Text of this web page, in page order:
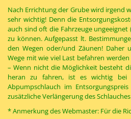
Nach Errichtung der Grube wird irgend
sehr wichtig! Denn die
auch sind oft die Fahrzeuge
zu können. Aufgepasst lt.
den Wegen oder/und Zäunen! Daher
Wege mit wie viel Last befahren
– Wenn nicht die Möglichkeit besteht
heran zu fahren, ist es wichtig bei
Abpumpschlauch im
zusätzliche Verlängerung des
* Anmerkung des Webmaster: Für die